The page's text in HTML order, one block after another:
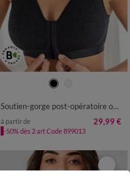
Soutien-gorge post-opératoire ouvert devant en dentelle - sans armatures
à partir de 29,99 €
-50% dès 2 art Code 899013